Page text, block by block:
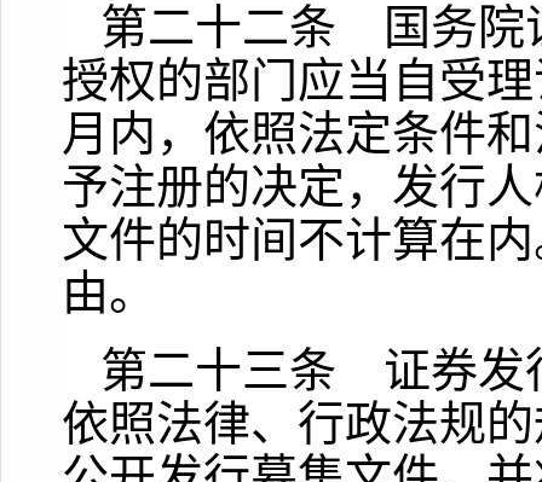
第二十二条 国务院
授权的部门应当自受
月内，依照法定条件
予注册的决定，发行
文件的时间不计算在
由。
第二十三条 证券发
依照法律、行政法规